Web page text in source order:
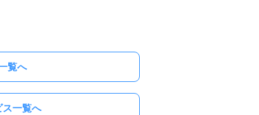
覧へ
ス一覧へ